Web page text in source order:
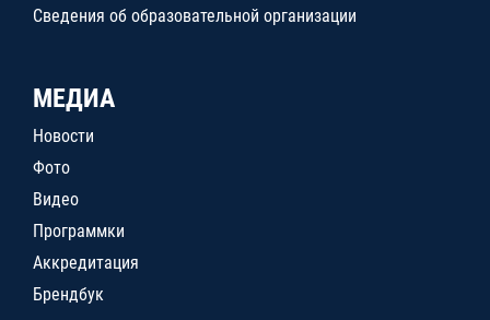
Сведения об образовательной организации
МЕДИА
Новости
Фото
Видео
Программки
Аккредитация
Брендбук